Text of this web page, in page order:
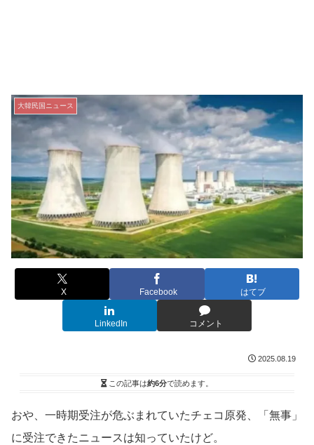
大韓民国ニュース
X Facebook はてブ
LinkedIn コメント
2025.08.19
この記事は約6分で読めます。
おや、一時期受注が危ぶまれていたチェコ原発、「無事」
に受注できたニュースは知っていたけど。